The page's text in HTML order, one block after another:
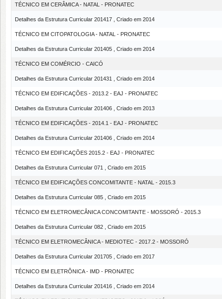
TÉCNICO EM CERÂMICA - NATAL - PRONATEC
Detalhes da Estrutura Curricular 201417 , Criado em 2014
TÉCNICO EM CITOPATOLOGIA - NATAL - PRONATEC
Detalhes da Estrutura Curricular 201405 , Criado em 2014
TÉCNICO EM COMÉRCIO - CAICÓ
Detalhes da Estrutura Curricular 201431 , Criado em 2014
TÉCNICO EM EDIFICAÇÕES - 2013.2 - EAJ - PRONATEC
Detalhes da Estrutura Curricular 201406 , Criado em 2013
TÉCNICO EM EDIFICAÇÕES - 2014.1 - EAJ - PRONATEC
Detalhes da Estrutura Curricular 201406 , Criado em 2014
TÉCNICO EM EDIFICAÇÕES 2015.2 - EAJ - PRONATEC
Detalhes da Estrutura Curricular 071 , Criado em 2015
TÉCNICO EM EDIFICAÇÕES CONCOMITANTE - NATAL - 2015.3
Detalhes da Estrutura Curricular 085 , Criado em 2015
TÉCNICO EM ELETROMECÂNICA CONCOMITANTE - MOSSORÓ - 2015.3
Detalhes da Estrutura Curricular 082 , Criado em 2015
TÉCNICO EM ELETROMECÂNICA - MEDIOTEC - 2017.2 - MOSSORÓ
Detalhes da Estrutura Curricular 201705 , Criado em 2017
TÉCNICO EM ELETRÔNICA - IMD - PRONATEC
Detalhes da Estrutura Curricular 201416 , Criado em 2014